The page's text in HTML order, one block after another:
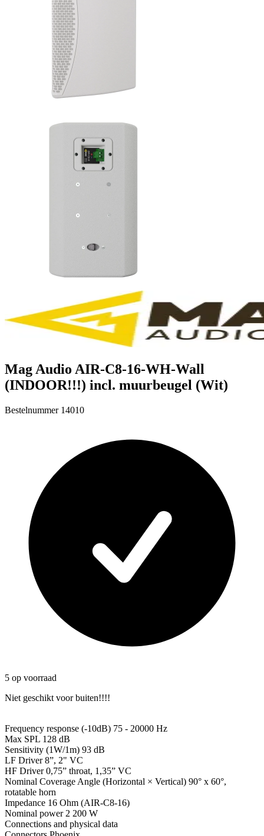
Mag Audio AIR-C8-16-WH-Wall
(INDOOR!!!) incl. muurbeugel (Wit)
Bestelnummer 14010
5 op voorraad
Niet geschikt voor buiten!!!!
Frequency response (-10dB) 75 - 20000 Hz
Max SPL 128 dB
Sensitivity (1W/1m) 93 dB
LF Driver 8”, 2" VC
HF Driver 0,75” throat, 1,35” VC
Nominal Coverage Angle (Horizontal × Vertical) 90° x 60°,
rotatable horn
Impedance 16 Ohm (AIR-C8-16)
Nominal power 2 200 W
Connections and physical data